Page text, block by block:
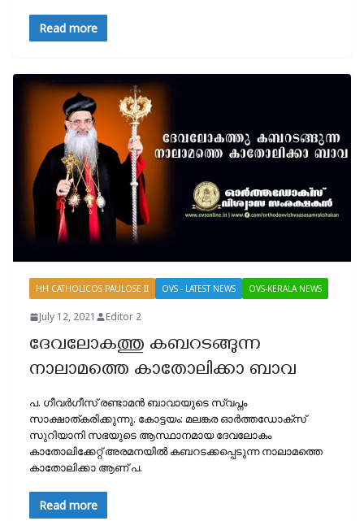
Read more
HH CATHOLICOS PAULOSE II OVS - LATEST NEWS OVS-KERALA NEWS
July 12, 2021 Editor 2
ദേവലോകത്തു കബറടങ്ങുന്ന
നാലാമത്തെ കാതോലിക്കാ ബാവ
പ. ഗീവര്‍ഗീസ് രണ്ടാമന്‍ ബാവായുടെ സ്വപ്നം
സാക്ഷാത്കരിക്കുന്നു. കോട്ടയം: മലങ്കര ഓര്‍ത്തഡോക്സ്
സുറിയാനി സഭയുടെ ആസ്ഥാനമായ ദേവലോകം
കാതോലിക്കേറ്റ് അരമനയില്‍ കബറടക്കപ്പെടുന്ന നാലാമത്തെ
കാതോലിക്കാ ആണ് പ.
Read more